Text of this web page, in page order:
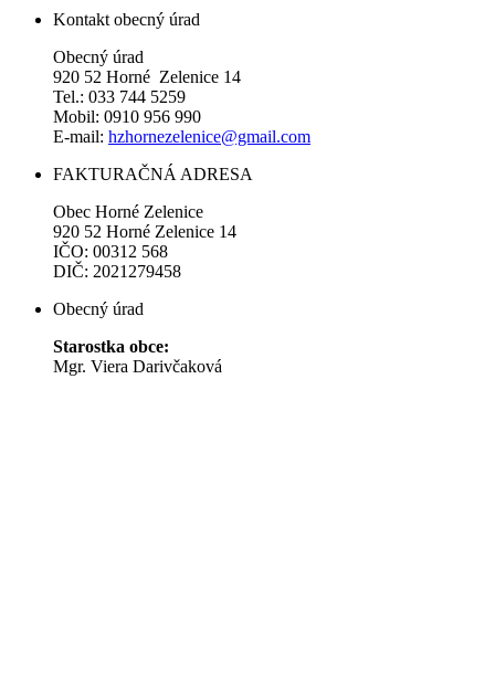
Kontakt obecný úrad
Obecný úrad
920 52 Horné Zelenice 14
Tel.: 033 744 5259
Mobil: 0910 956 990
E-mail: hzhornezelenice@gmail.com
FAKTURAČNÁ ADRESA
Obec Horné Zelenice
920 52 Horné Zelenice 14
IČO: 00312 568
DIČ: 2021279458
Obecný úrad
Starostka obce:
Mgr. Viera Darivčaková